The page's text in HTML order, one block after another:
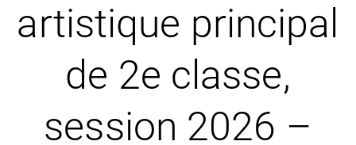
artistique principal
de 2e classe,
session 2026 –